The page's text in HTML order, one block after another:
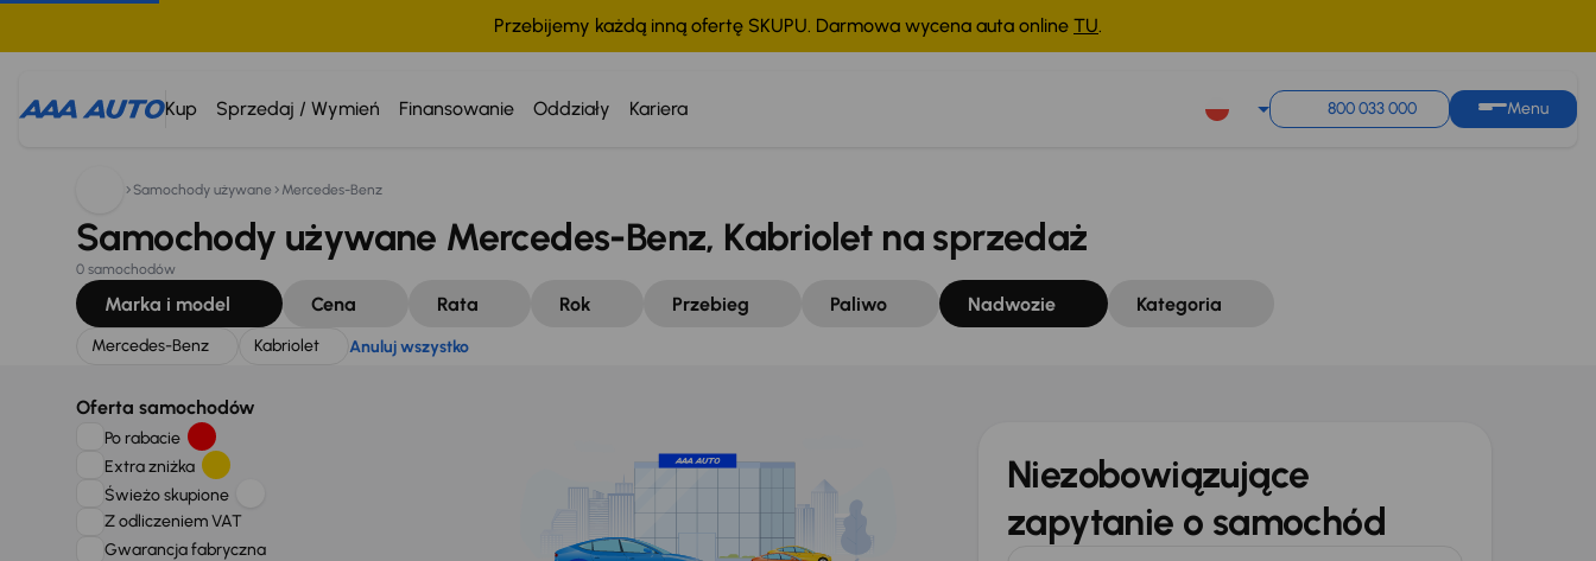
Przebijemy każdą inną ofertę SKUPU. Darmowa wycena auta online TU.
Kup Sprzedaj / Wymień Finansowanie Oddziały Kariera 800 033 000 Menu
Szukam: Anuluj wszystko
Samochody używane Mercedes-Benz
Samochody używane Mercedes-Benz, Kabriolet na sprzedaż
0 samochodów
Marka i model Cena Rata Rok Przebieg Paliwo Nadwozie Kategoria
Mercedes-Benz Kabriolet Anuluj wszystko
Oferta samochodów
Po rabacie
Extra zniżka
Świeżo skupione
Z odliczeniem VAT
Gwarancja fabryczna
Niezobowiązujące
zapytanie o samochód